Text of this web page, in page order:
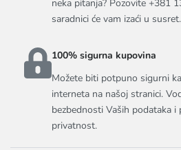
neka pitanja? Pozovite +381
saradnici će vam izaći u susret.
100% sigurna kupovina
Možete biti potpuno sigurni
interneta na našoj stranici.
bezbednosti Vaših podataka i
privatnost.